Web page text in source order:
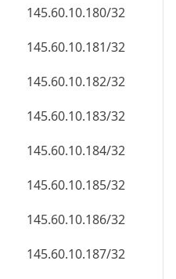
145.60.10.180/32
145.60.10.181/32
145.60.10.182/32
145.60.10.183/32
145.60.10.184/32
145.60.10.185/32
145.60.10.186/32
145.60.10.187/32